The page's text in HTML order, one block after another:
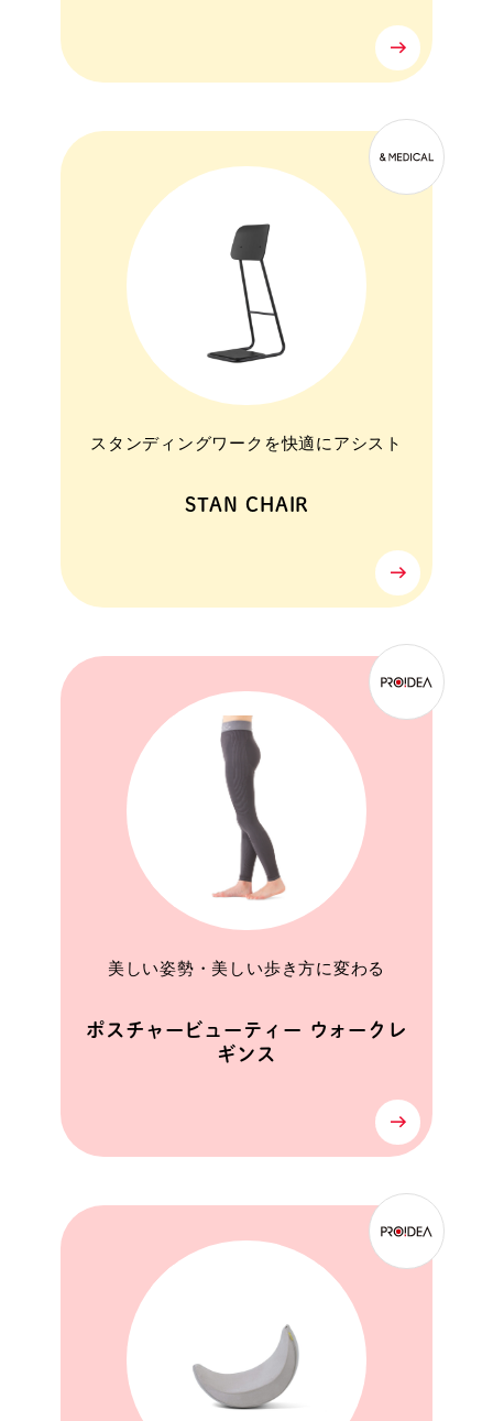
スタンディングワークを快適にアシスト
STAN CHAIR
美しい姿勢・美しい歩き方に変わる
ポスチャービューティー ウォークレ
ギンス